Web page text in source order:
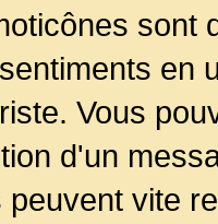
sont
en
Vous
d'un
vite